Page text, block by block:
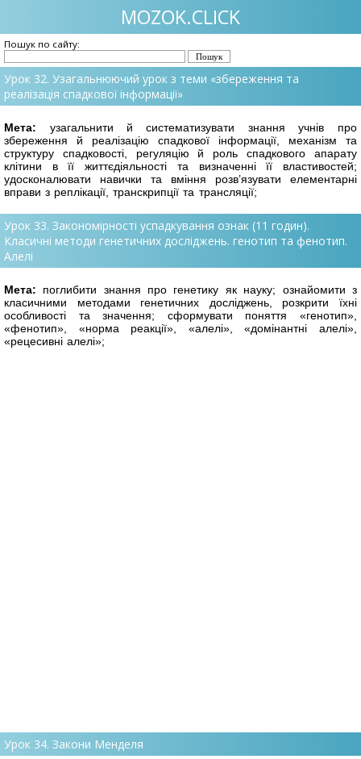
MOZOK.CLICK
Пошук по сайту:
Урок 32. Узагальнюючий урок з теми «збереження та
реалізація спадкової інформації»
Мета:
узагальнити й систематизувати знання учнів про
збереження й реалізацію спадкової інформації, механізм та
структуру спадковості, регуляцію й роль спадкового апарату
клітини в її життєдіяльності та визначенні її властивостей;
удосконалювати навички та вміння розв’язувати елементарні
вправи з реплікації, транскрипції та трансляції;
Урок 33. Закономірності успадкування ознак (11 годин).
Класичні методи генетичних досліджень. генотип та фенотип.
Алелі
Мета: поглибити знання про генетику як науку; ознайомити з
класичними методами генетичних досліджень, розкрити їхні
особливості та значення; сформувати поняття «генотип»,
«фенотип», «норма реакції», «алелі», «домінантні алелі»,
«рецесивні алелі»;
Урок 34. Закони Менделя